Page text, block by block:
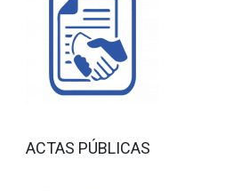
ACTAS PÚBLICAS